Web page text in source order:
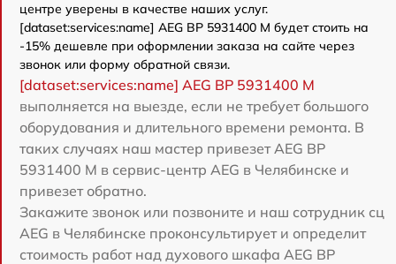
центре уверены в качестве наших услуг.
[dataset:services:name] AEG BP 5931400 M будет стоить на
-15% дешевле при оформлении заказа на сайте через
звонок или форму обратной связи.
[dataset:services:name] AEG BP 5931400 M
выполняется на выезде, если не требует большого
оборудования и длительного времени ремонта. В
таких случаях наш мастер привезет AEG BP
5931400 M в сервис-центр AEG в Челябинске и
привезет обратно.
Закажите звонок или позвоните и наш сотрудник сц
AEG в Челябинске проконсультирует и определит
стоимость работ над духового шкафа AEG BP